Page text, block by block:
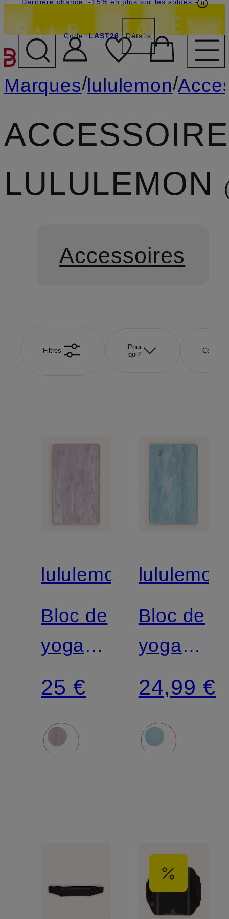
PASSER AU CONTENU
Code:LAST26 Détails
Marques/lululemon/
LULULEMON
Accessoires
Filtres
Pour
qui?
Couleur
lululemon
Bloc de
yoga
LIFT
AND
LENGTHEN
25 €
lululemon
Bloc de
yoga
LIFT
AND
24,99 €